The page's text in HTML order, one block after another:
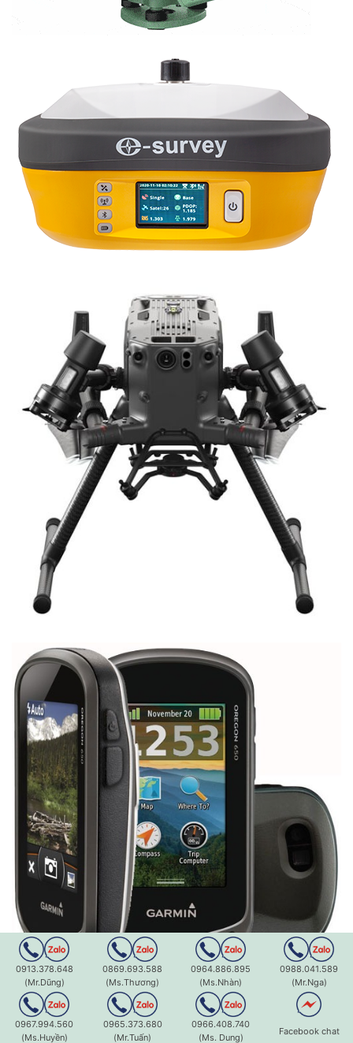
0913.378.648
(Mr.Dũng)
0869.693.588
(Ms.Thương)
0964.886.895
(Ms.Nhàn)
0988.041.589
(Mr.Nga)
0967.994.560
(Ms.Huyền)
0965.373.680
(Mr.Tuấn)
0966.408.740
(Ms. Dung)
Facebook chat